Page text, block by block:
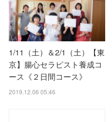
1/11（土）＆2/1（土）【東
京】腸心セラピスト養成コ
ース《２日間コース》
2019.12.06 05:46